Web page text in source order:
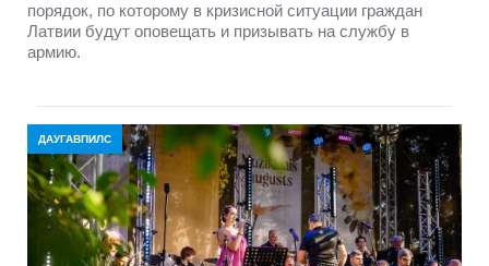
порядок, по которому в кризисной ситуации граждан
Латвии будут оповещать и призывать на службу в
армию.
ДАУГАВПИЛС